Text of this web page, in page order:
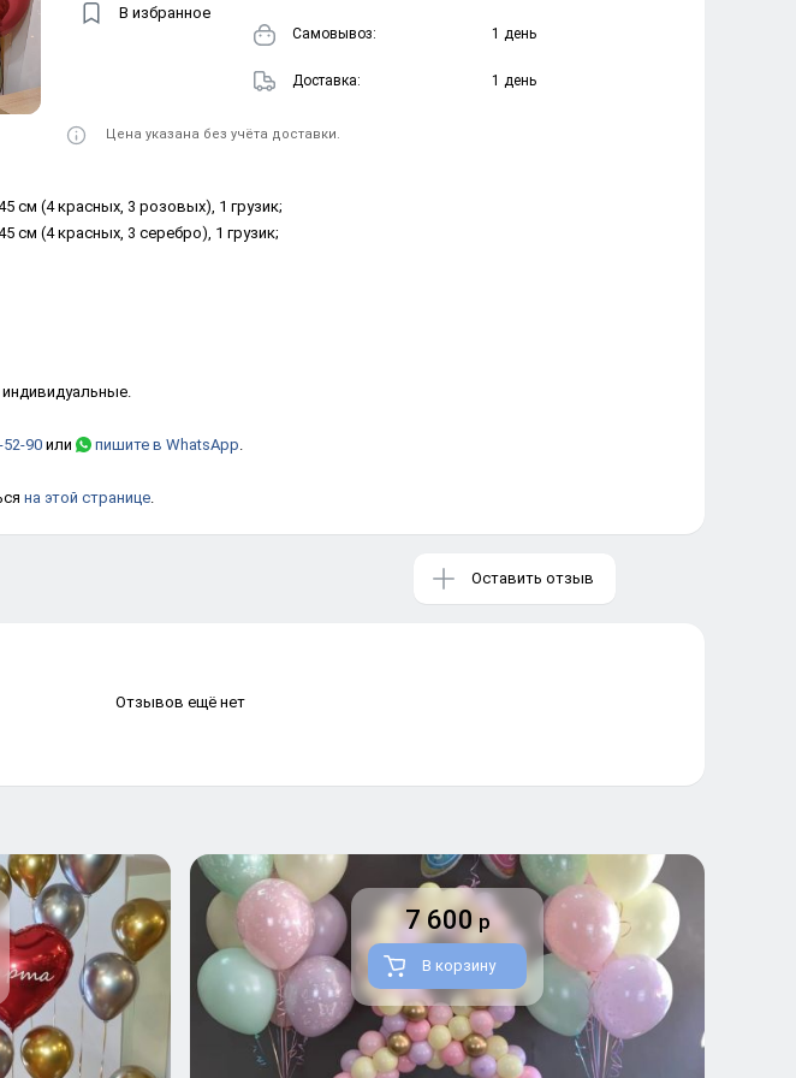
В избранное
Cамовывоз: 1 день
Доставка: 1 день
Цена указана без учёта доставки.
см (4 красных, 3 розовых), 1 грузик;
см (4 красных, 3 серебро), 1 грузик;
52-90или пишите в WhatsApp.
на этой странице.
Оставить отзыв
Отзывов ещё нет
7 600 р
В корзину